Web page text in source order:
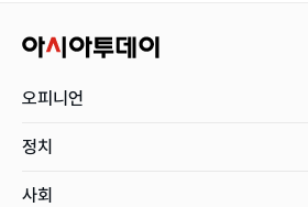
오피니언
정치
사회